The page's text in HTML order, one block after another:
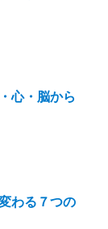
心・脳から
わる７つの